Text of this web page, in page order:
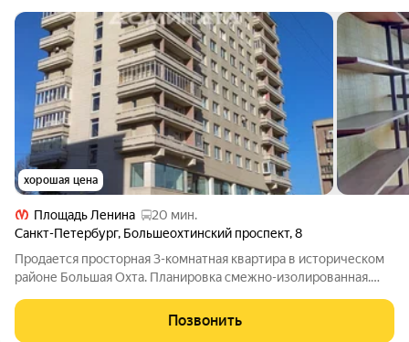
хорошая цена
Площадь Ленина
20 мин.
Санкт-Петербург, Большеохтинский проспект,8
Продается просторная 3-комнатная квартира в историческом
районе Большая Охта. Планировка смежно-изолированная.
Сан/узел изолированный. Квартира требует ремонта.
Установлены стеклопакеты. Дом
Позвонить